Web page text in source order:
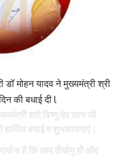
मोहन यादव ने मुख्यमंत्री श्री
की बधाई दी l